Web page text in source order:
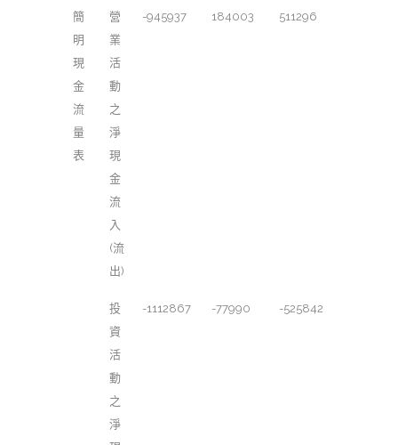
簡
明
現
金
流
量
表
營
業
活
動
之
淨
現
金
流
入
(流
出)
-945937 184003 511296
投
資
活
動
之
淨
-1112867 -77990 -525842